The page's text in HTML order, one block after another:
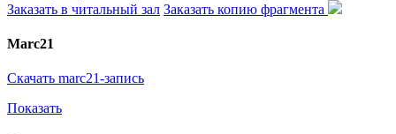
Заказать в читальный зал Заказать копию фрагмента
Marc21
Скачать marc21-запись
Показать